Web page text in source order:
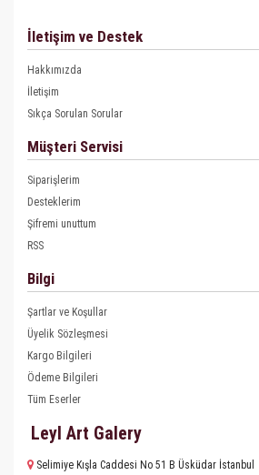
İletişim ve Destek
Hakkımızda
İletişim
Sıkça Sorulan Sorular
Müşteri Servisi
Siparişlerim
Desteklerim
Şifremi unuttum
RSS
Bilgi
Şartlar ve Koşullar
Üyelik Sözleşmesi
Kargo Bilgileri
Ödeme Bilgileri
Tüm Eserler
Leyl Art Galery
Selimiye Kışla Caddesi No 51 B Üsküdar İstanbul